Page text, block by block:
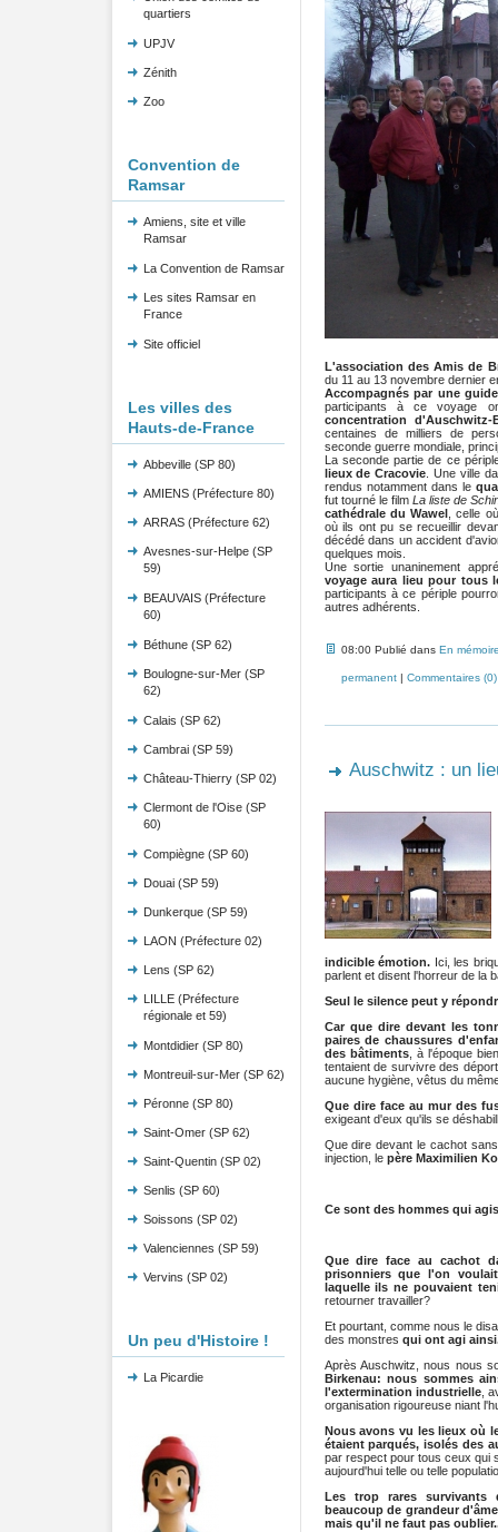
quartiers
UPJV
Zénith
Zoo
Convention de
Ramsar
Amiens, site et ville
Ramsar
La Convention de Ramsar
Les sites Ramsar en
France
Site officiel
Les villes des
Hauts-de-France
Abbeville (SP 80)
AMIENS (Préfecture 80)
ARRAS (Préfecture 62)
Avesnes-sur-Helpe (SP
59)
BEAUVAIS (Préfecture
60)
Béthune (SP 62)
Boulogne-sur-Mer (SP
62)
Calais (SP 62)
Cambrai (SP 59)
Château-Thierry (SP 02)
Clermont de l'Oise (SP
60)
Compiègne (SP 60)
Douai (SP 59)
Dunkerque (SP 59)
LAON (Préfecture 02)
Lens (SP 62)
LILLE (Préfecture
régionale et 59)
Montdidier (SP 80)
Montreuil-sur-Mer (SP 62)
Péronne (SP 80)
Saint-Omer (SP 62)
Saint-Quentin (SP 02)
Senlis (SP 60)
Soissons (SP 02)
Valenciennes (SP 59)
Vervins (SP 02)
Un peu d'Histoire !
La Picardie
L'association des Amis de
du 11 au 13 novembre dernier
Accompagnés par une
participants à ce voyage
concentration
centaines de milliers de
seconde guerre mondiale,
La seconde partie de ce
lieux de Cracovie . Une ville
rendus notamment dans le
fut tourné le film La liste de
cathédrale du Wawel , celle
où ils ont pu se recueillir
décédé dans un accident
quelques mois.
Une sortie unaninement
voyage aura lieu pour tous
participants à ce périple
autres adhérents.
08:00 Publié dans En
permanent| Commentaires (0)
Auschwitz : un
indicible émotion. Ici, les
parlent et disent l'horreur de la
Seul le silence peut y
Car que dire devant les
paires de chaussures
des bâtiments, à l'époque
tentaient de survivre des
aucune hygiène, vêtus du
Que dire face au mur des
exigeant d'eux qu'ils se
Que dire devant le cachot
injection, le père Maximilien
Ce sont des hommes qui
Que dire face au cachot
prisonniers que l'on
laquelle ils ne pouvaient
retourner travailler?
Et pourtant, comme nous le
des monstres qui ont agi
Après Auschwitz, nous nous
Birkenau: nous sommes
l'extermination industrielle,
organisation rigoureuse niant
Nous avons vu les lieux où
étaient parqués, isolés des
par respect pour tous ceux qui
aujourd'hui telle ou telle
Les trop rares survivants
beaucoup de grandeur
mais qu'il ne faut pas